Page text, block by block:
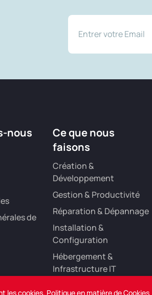
nous
de
Ce que nous
faisons
Création &
Développement
Gestion & Productivité
Réparation & Dépannage
Installation &
Configuration
Hébergement &
Infrastructure IT
les cookies. Politique en matière de Cookies